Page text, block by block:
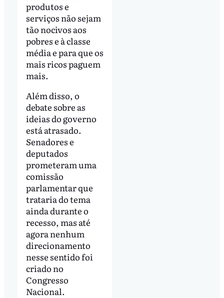
produtos e
serviços não sejam
tão nocivos aos
pobres e à classe
média e para que os
mais ricos paguem
mais.
Além disso, o
debate sobre as
ideias do governo
está atrasado.
Senadores e
deputados
prometeram uma
comissão
parlamentar que
trataria do tema
ainda durante o
recesso, mas até
agora nenhum
direcionamento
nesse sentido foi
criado no
Congresso
Nacional.